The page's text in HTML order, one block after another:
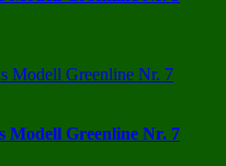
Modell Greenline Nr. 7